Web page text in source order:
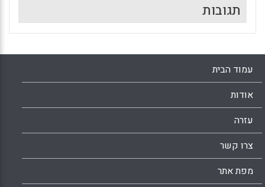
תגובות
עמוד הבית
אודות
עזרה
צרו קשר
מפת אתר